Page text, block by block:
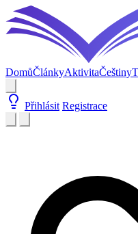
DomůČlánkyAktivitaČeštiny
Přihlásit Registrace